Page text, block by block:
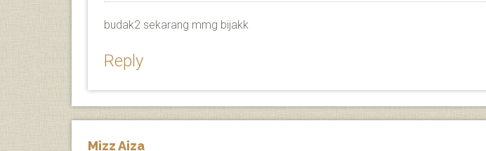
budak2 sekarang mmg bijakk
Reply
Mizz Aiza